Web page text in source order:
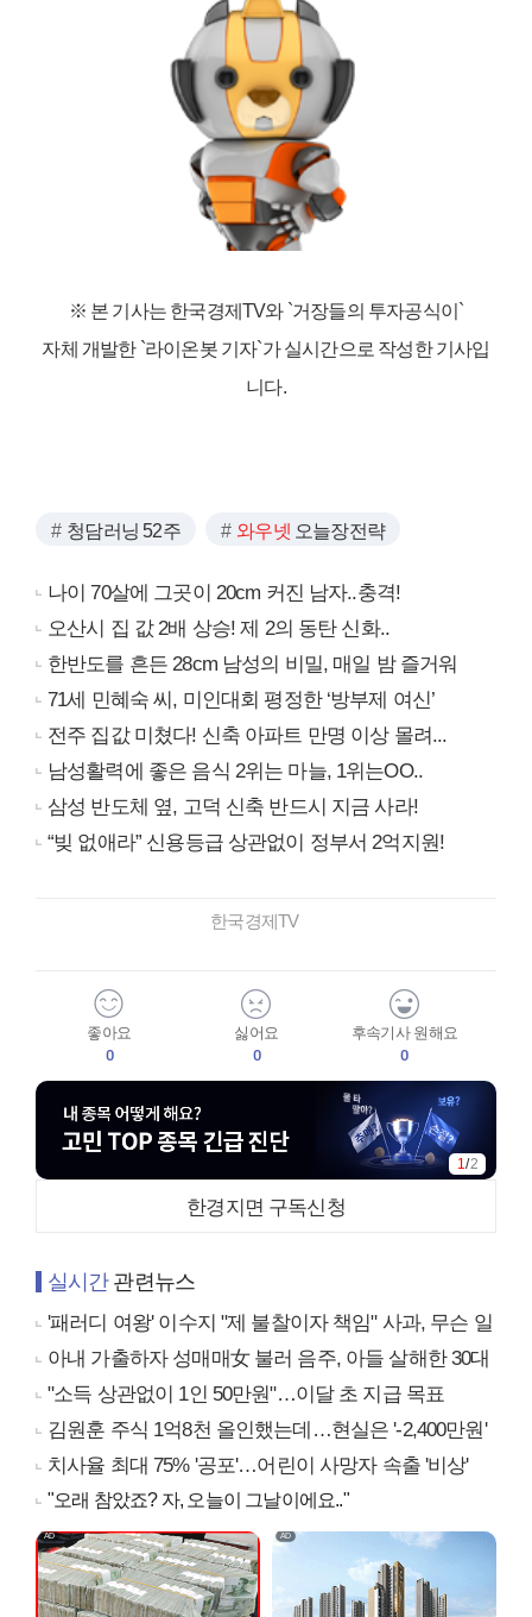
※ 본 기사는 한국경제TV와 `거장들의 투자공식이`
자체 개발한 `라이온봇 기자`가 실시간으로 작성한 기사입
니다.
청담러닝 52주 와우넷 오늘장전략
나이 70살에 그곳이 20cm 커진 남자..충격!
오산시 집 값 2배 상승! 제 2의 동탄 신화..
한반도를 흔든 28cm 남성의 비밀, 매일 밤 즐거워
71세 민혜숙 씨, 미인대회 평정한 ‘방부제 여신’
전주 집값 미쳤다! 신축 아파트 만명 이상 몰려...
남성활력에 좋은 음식 2위는 마늘, 1위는OO..
삼성 반도체 옆, 고덕 신축 반드시 지금 사라!
“빚 없애라” 신용등급 상관없이 정부서 2억지원!
한국경제TV
좋아요
0
싫어요
0
후속기사 원해요
0
1 /2
한경지면 구독신청
실시간관련뉴스
'패러디 여왕' 이수지 "제 불찰이자 책임" 사과, 무슨 일
아내 가출하자 성매매女 불러 음주, 아들 살해한 30대
"소득 상관없이 1인 50만원"…이달 초 지급 목표
김원훈 주식 1억8천 올인했는데…현실은 '-2,400만원'
치사율 최대 75% '공포'…어린이 사망자 속출 '비상'
"오래 참았죠? 자, 오늘이 그날이에요.."